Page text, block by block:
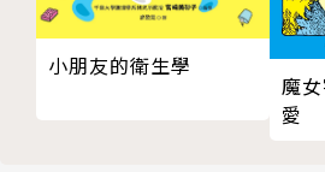
作。廣泛涉獵不同主題探討社會
館和其他產業跨界邀請藝術授權
企業和私人藏家收藏。
小朋友的衛生學
魔
愛